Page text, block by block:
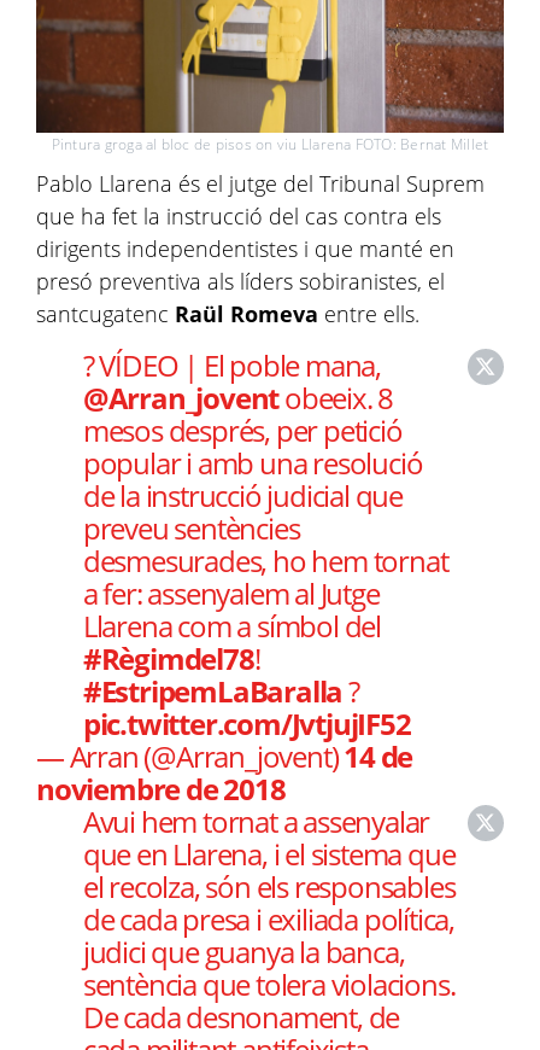
Pintura groga al bloc de pisos on viu Llarena FOTO: Bernat Millet
Pablo Llarena és el jutge del Tribunal Suprem
que ha fet la instrucció del cas contra els
dirigents independentistes i que manté en
presó preventiva als líders sobiranistes, el
santcugatenc Raül Romeva entre ells.
? VÍDEO | El poble mana,
@Arran_joventobeeix. 8
mesos després, per petició
popular i amb una resolució
de la instrucció judicial que
preveu sentències
desmesurades, ho hem tornat
a fer: assenyalem al Jutge
Llarena com a símbol del
#Règimdel78!
#EstripemLaBaralla?
pic.twitter.com/JvtjujIF52
— Arran (@Arran_jovent)14 de
noviembre de 2018
Avui hem tornat a assenyalar
que en Llarena, i el sistema que
el recolza, són els responsables
de cada presa i exiliada política,
judici que guanya la banca,
sentència que tolera violacions.
De cada desnonament, de